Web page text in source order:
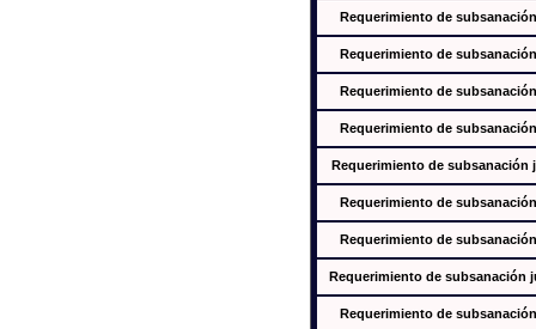
Requerimiento de
Requerimiento de
Requerimiento de
Requerimiento de
Requerimiento de subsanación
Requerimiento de
Requerimiento de
Requerimiento de subsanación
Requerimiento de